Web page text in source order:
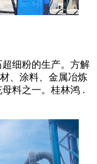
细粉的生产。方解
、涂料、金属冶炼
料之一。桂林鸿 .